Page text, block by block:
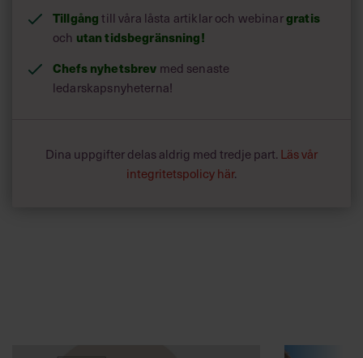
Tillgångtill våra låsta artiklar och webinargratis
och utan tidsbegränsning!
Chefs nyhetsbrev med senaste
ledarskapsnyheterna!
Dina uppgifter delas aldrig med tredje part. Läs vår
integritetspolicy här.